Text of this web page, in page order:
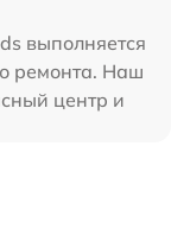
выполняется
ремонта. Наш
центр и